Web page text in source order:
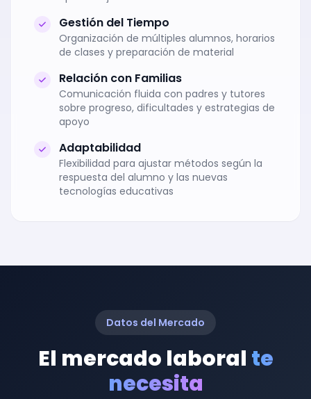
Gestión del Tiempo
Organización de múltiples alumnos, horarios
de clases y preparación de material
Relación con Familias
Comunicación fluida con padres y tutores
sobre progreso, dificultades y estrategias de
apoyo
Adaptabilidad
Flexibilidad para ajustar métodos según la
respuesta del alumno y las nuevas
tecnologías educativas
Datos del Mercado
El mercado laboral te
necesita